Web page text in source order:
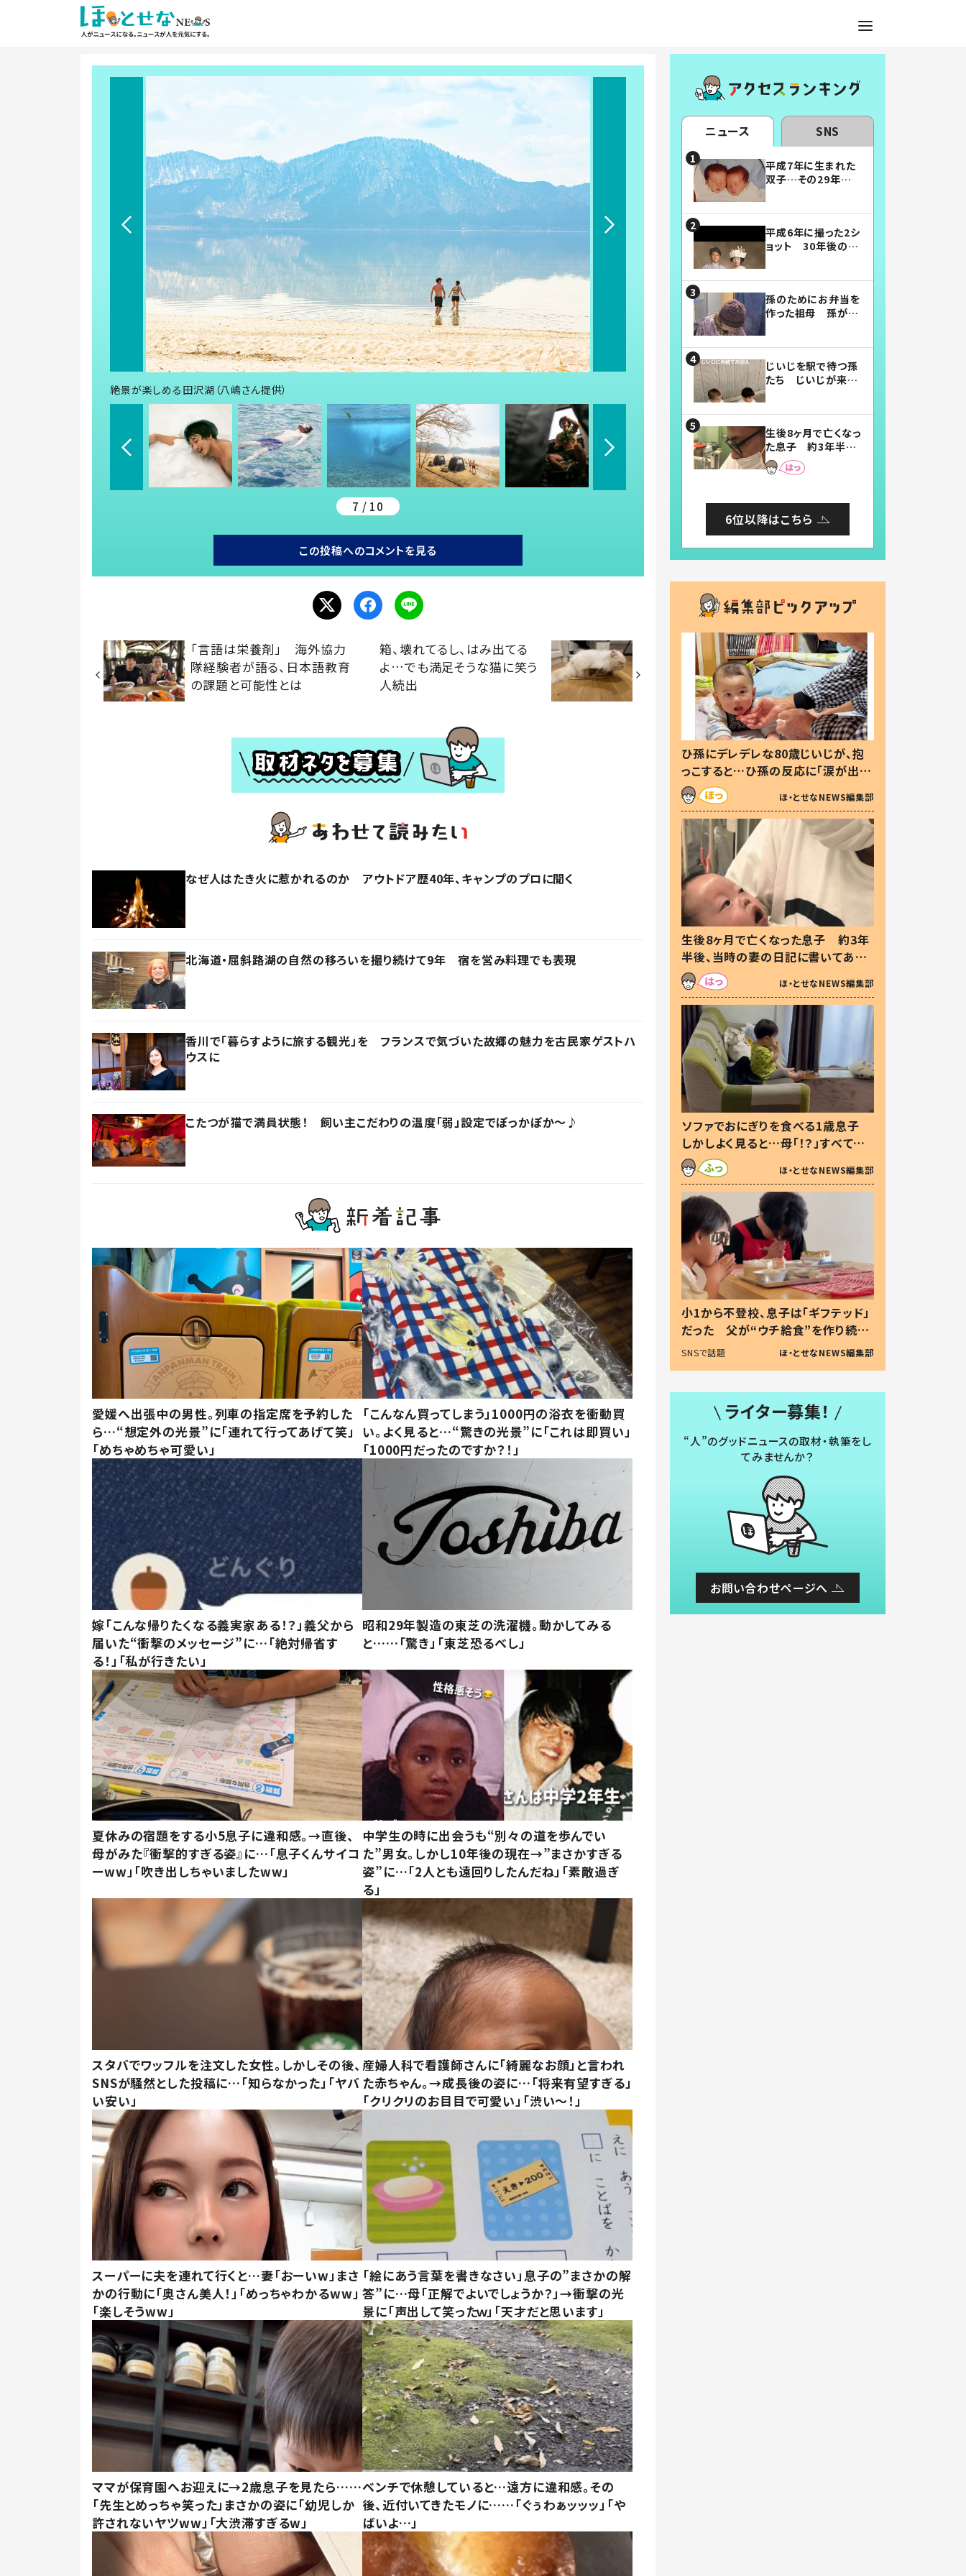
絶景が楽しめる田沢湖（八嶋さん提供）
7 / 10
この投稿へのコメントを見る
「言語は栄養剤」 海外協力
隊経験者が語る、日本語教育
の課題と可能性とは
箱、壊れてるし、はみ出てる
よ…でも満足そうな猫に笑う
人続出
なぜ人はたき火に惹かれるのか アウトドア歴40年、キャンプのプロに聞く
北海道・屈斜路湖の自然の移ろいを撮り続けて9年 宿を営み料理でも表現
香川で「暮らすように旅する観光」を フランスで気づいた故郷の魅力を古民家ゲストハ
ウスに
こたつが猫で満員状態！ 飼い主こだわりの温度「弱」設定でぽっかぽか～♪
愛媛へ出張中の男性。列車の指定席を予約した
ら…“想定外の光景”に「連れて行ってあげて笑」
「めちゃめちゃ可愛い」
「こんなん買ってしまう」1000円の浴衣を衝動買
い。よく見ると…“驚きの光景”に「これは即買い」
「1000円だったのですか？！」
嫁「こんな帰りたくなる義実家ある！？」義父から
届いた“衝撃のメッセージ”に…「絶対帰省す
る！」「私が行きたい」
昭和29年製造の東芝の洗濯機。動かしてみる
と……「驚き」「東芝恐るべし」
夏休みの宿題をする小5息子に違和感。→直後、
母がみた『衝撃的すぎる姿』に…「息子くんサイコ
ーww」「吹き出しちゃいましたww」
中学生の時に出会うも“別々の道を歩んでい
た”男女。しかし10年後の現在→”まさかすぎる
姿”に…「2人とも遠回りしたんだね」「素敵過ぎ
る」
スタバでワッフルを注文した女性。しかしその後、
SNSが騒然とした投稿に…「知らなかった」「ヤバ
い安い」
産婦人科で看護師さんに「綺麗なお顔」と言われ
た赤ちゃん。→成長後の姿に…「将来有望すぎる」
「クリクリのお目目で可愛い」「渋い～！」
スーパーに夫を連れて行くと…妻「おーいw」まさ
かの行動に「奥さん美人！」「めっちゃわかるww」
「楽しそうww」
「絵にあう言葉を書きなさい」息子の”まさかの解
答”に…母「正解でよいでしょうか？」→衝撃の光
景に「声出して笑ったｗ」「天才だと思います」
ママが保育園へお迎えに→2歳息子を見たら……
「先生とめっちゃ笑った」まさかの姿に「幼児しか
許されないヤツww」「大渋滞すぎるw」
ベンチで休憩していると…遠方に違和感。その
後、近付いてきたモノに……「ぐぅわぁッッッ」「や
ばいよ…」
ニュース SNS
平成7年に生まれた
双子…その29年後
平成6年に撮った2シ
ョット 30年後の姿
孫のためにお弁当を
作った祖母 孫が絶
じいじを駅で待つ孫
たち じいじが来た
まらない」「幸せにな
れる」
生後8ヶ月で亡くなっ
た息子 約3年半
後、当時の妻の日記
に書いてあった本音
6位以降はこちら
ひ孫にデレデレな80歳じいじが、抱
っこすると…ひ孫の反応に「涙が出ま
した」「可愛くて仕方ない」
ほ・とせなNEWS編集部
生後8ヶ月で亡くなった息子 約3年
半後、当時の妻の日記に書いてあっ
た本音とは
ほ・とせなNEWS編集部
ソファでおにぎりを食べる1歳息子
しかしよく見ると…母「！？」すべてを
察した母の投稿に「可愛いから許
す！」「現行犯〜」
ほ・とせなNEWS編集部
小1から不登校、息子は「ギフテッド」
だった 父が“ウチ給食”を作り続け
る理由とは #令和の親 #令和の子
SNSで話題 ほ・とせなNEWS編集部
ライター募集！
“人”のグッドニュースの取材・執筆をし
てみませんか？
お問い合わせページへ